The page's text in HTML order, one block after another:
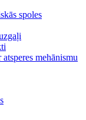
spoles
mehānismu